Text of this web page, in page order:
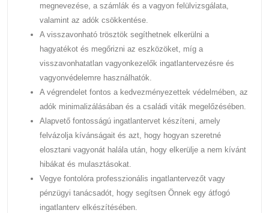
megnevezése, a számlák és a vagyon felülvizsgálata,
valamint az adók csökkentése.
A visszavonható trösztök segíthetnek elkerülni a
hagyatékot és megőrizni az eszközöket, míg a
visszavonhatatlan vagyonkezelők ingatlantervezésre és
vagyonvédelemre használhatók.
A végrendelet fontos a kedvezményezettek védelmében, az
adók minimalizálásában és a családi viták megelőzésében.
Alapvető fontosságú ingatlantervet készíteni, amely
felvázolja kívánságait és azt, hogy hogyan szeretné
elosztani vagyonát halála után, hogy elkerülje a nem kívánt
hibákat és mulasztásokat.
Vegye fontolóra professzionális ingatlantervezőt vagy
pénzügyi tanácsadót, hogy segítsen Önnek egy átfogó
ingatlanterv elkészítésében.